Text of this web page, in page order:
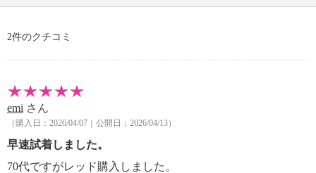
・アイロン仕上げ：可（中温）
・ウエットクリーニング：可
【メンテナンス（ケアラベル）】
・水や汗などによる色落ち、色移り注意
・ネット使用
【原産国（地）】
・中国製
2件のクチコミ
emi さん
（購入日：2026/04/07｜公開日：2026/04/13）
早速試着しました。
70代ですがレッド購入しました。